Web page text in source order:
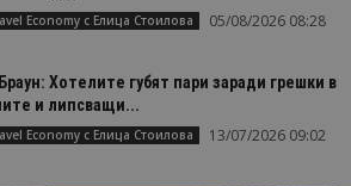
Economy с Елица Стоилова 05/08/2026 08:28
Хотелите губят пари заради грешки в
и липсващи...
Economy с Елица Стоилова 13/07/2026 09:02